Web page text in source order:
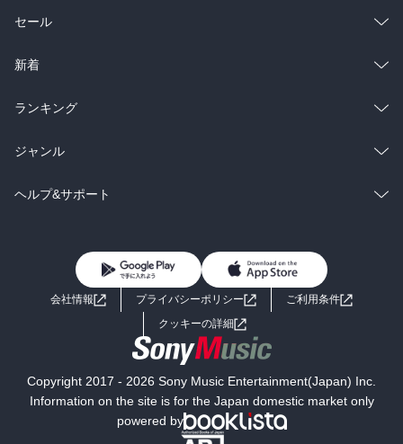
総合
ラノベ
雑誌・グラビア
BL・TL
セール
総合
ラノベ
雑誌・グラビア
BL・TL
新着
総合
ラノベ
雑誌・グラビア
ランキング
総合
ラノベ
ジャンル
コミック
ライトノベル 男子向けラノベ
小説
海外小説
ミステリー SF
文学
ヘルプ&サポート
よくあるご質問 お問い合わせ
会社情報 プライバシーポリシー
ご利用条件
クッキーの詳細
Copyright 2017 - 2026 Sony Music Entertainment(Japan) Inc.
Information on the site is for the Japan domestic market only
powered by